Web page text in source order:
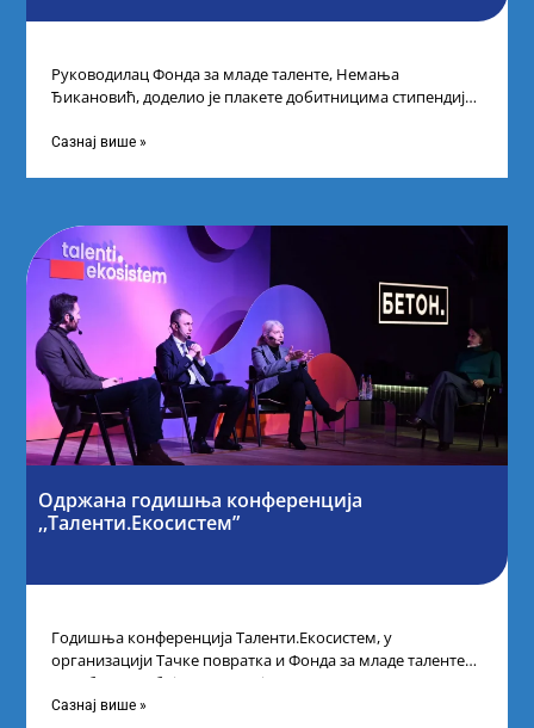
Руководилац Фонда за младе таленте, Немања
Ђикановић, доделио је плакете добитницима стипендије
технолошком парку
Сазнај више »
Одржана годишња конференција
,,Таленти.Екосистем”
Годишња конференција Таленти.Екосистем, у
организацији Тачке повратка и Фонда за младе таленте
Републике Србије, одржана је у Београду. Овом
приликом,
Сазнај више »